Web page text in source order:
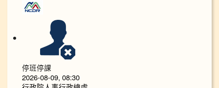
停班停課
2026-08-09, 08:30